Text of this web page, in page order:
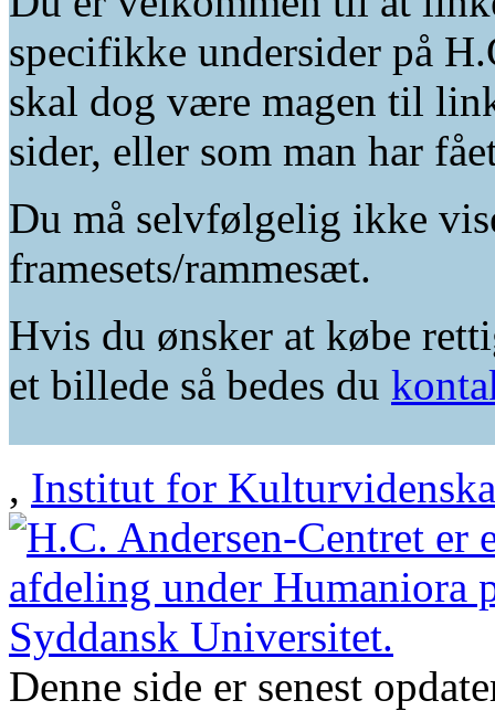
specifikke undersider på
skal dog være magen til
sider, eller som man har
Du må selvfølgelig ikke
framesets/rammesæt.
Hvis du ønsker at købe
et billede så bedes du
, Institut for
Denne side er senest